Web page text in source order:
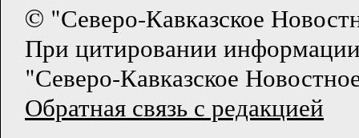
© "Северо-Кавказское
При цитировании
"Северо-Кавказское
Обратная связь с редакцией